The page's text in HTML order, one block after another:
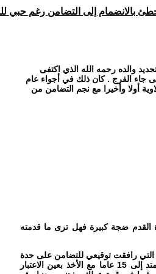
بالانضمام إلى التضامن رغم حبي
والده رحمه الله الذي اكتفى
جاء الفرج . كان ذلك في أجواء عام
أولا وأخيرا مع نجم التضامن من
ضجة كبيرة فهل ترى ما قدمته
رافقت توقيعي للتضامن على حدة
تعبيرك أنني راض كل الرضا على ما قدمته خلال مشواري الكروي الذي يمتد إلى 15 عاما مع الأخذ بعين الاعتبار